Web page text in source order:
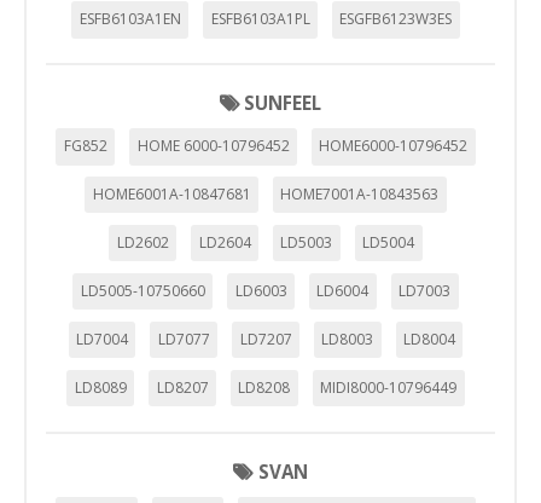
ESFB6103A1EN ESFB6103A1PL ESGFB6123W3ES
SUNFEEL
FG852 HOME 6000-10796452 HOME6000-10796452
HOME6001A-10847681 HOME7001A-10843563
LD2602 LD2604 LD5003 LD5004
LD5005-10750660 LD6003 LD6004 LD7003
LD7004 LD7077 LD7207 LD8003 LD8004
LD8089 LD8207 LD8208 MIDI8000-10796449
SVAN